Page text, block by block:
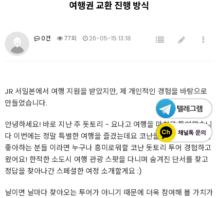
여행권 교환 진행 방식
0건 77회 26-05-15 13:18
JR 서일본에서 여행 지원을 받았지만, 제 개인적인 경험을 바탕으로
만들었습니다.
안녕하세요! 바로 지난 주 돗토리 - 요나고 여행을 마치고 돌아왔습니
다 이번에는 정말 특별한 여행을 즐겼는데요 코난을 좋아하고 추리를
좋아하는 분들 이라면 누구나 흥미로워할 코난 돗토리 투어 경험하고
왔어요! 한적한 소도시 여행 관광 스팟을 다니며 숨겨진 단서를 찾고
정답을 찾아나간 스페셜한 여정 소개할게요 :)
날이면 날마다 찾아오는 투어가 아니기 때문에 더욱 참여해 볼 가치가